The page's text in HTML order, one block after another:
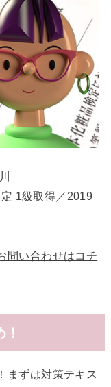
1級取得 ／2019
問い合わせはコチ
まずは対策テキス